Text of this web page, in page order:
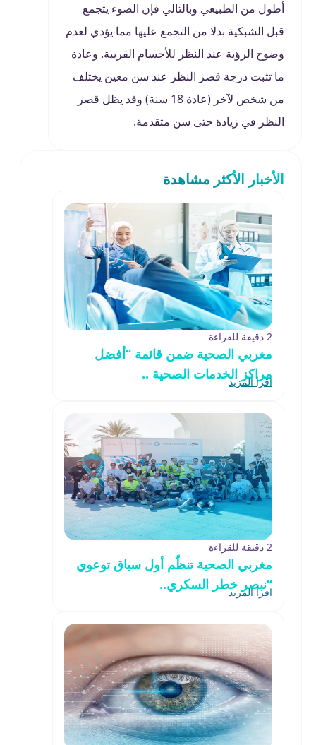
أطول من الطبيعي وبالتالي فإن الضوء يتجمع
قبل الشبكية بدلا من التجمع عليها مما يؤدي لعدم
وضوح الرؤية عند النظر للأجسام القريبة. وعادة
ما تثبت درجة قصر النظر عند سن معين يختلف
من شخص لآخر (عادة 18 سنة) وقد يظل قصر
النظر في زيادة حتى سن متقدمة.
الأخبار الأكثر مشاهدة
2 دقيقة للقراءة
مغربي الصحية ضمن قائمة “أفضل
مراكز الخدمات الصحية ..
اقرأ المزيد
2 دقيقة للقراءة
مغربي الصحية تنظّم أول سباق توعوي
“نبصر خطر السكري..
اقرأ المزيد